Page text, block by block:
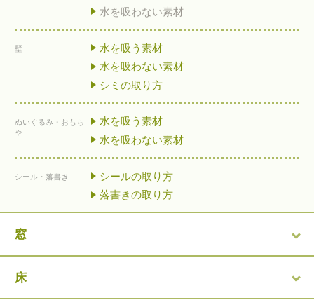
水を吸わない素材
壁
水を吸う素材
水を吸わない素材
シミの取り方
ぬいぐるみ・おもち
ゃ
水を吸う素材
水を吸わない素材
シール・落書き
シールの取り方
落書きの取り方
窓
床